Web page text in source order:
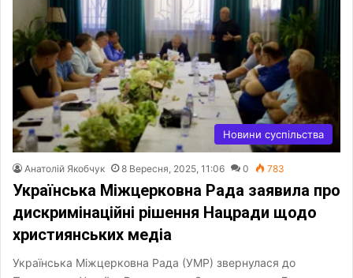
Новини суспільства
Анатолій Якобчук 8 Вересня, 2025, 11:06 0 783
Українська Міжцерковна Рада заявила про
дискримінаційні рішення Нацради щодо
християнських медіа
Українська Міжцерковна Рада (УМР) звернулася до